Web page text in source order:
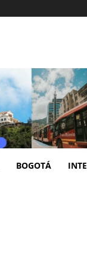
BOGOTÁ